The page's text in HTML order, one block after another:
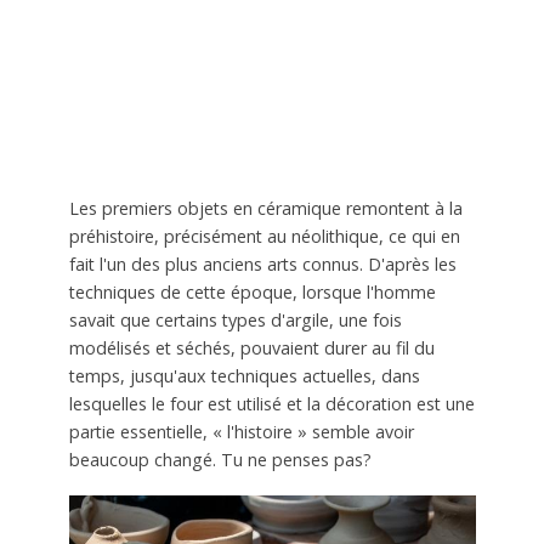
Les premiers objets en céramique remontent à la
préhistoire, précisément au néolithique, ce qui en
fait l'un des plus anciens arts connus. D'après les
techniques de cette époque, lorsque l'homme
savait que certains types d'argile, une fois
modélisés et séchés, pouvaient durer au fil du
temps, jusqu'aux techniques actuelles, dans
lesquelles le four est utilisé et la décoration est une
partie essentielle, « l'histoire » semble avoir
beaucoup changé. Tu ne penses pas?